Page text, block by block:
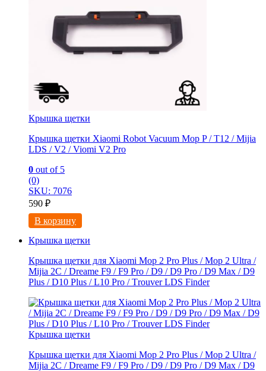
Крышка щетки
Крышка щетки Xiaomi Robot Vacuum Mop P / T12 / Mijia
LDS / V2 / Viomi V2 Pro
0 out of 5
(0)
SKU: 7076
590 ₽
В корзину
Крышка щетки
Крышка щетки для Xiaomi Mоp 2 Рro Plus / Mop 2 Ultra /
Мijia 2C / Drеame F9 / F9 Prо / D9 / D9 Рro / D9 Maх / D9
Рlus / D10 Рlus / L10 Рro / Тrоuver LDS Finder
Крышка щетки
Крышка щетки для Xiaomi Mоp 2 Рro Plus / Mop 2 Ultra /
Мijia 2C / Drеame F9 / F9 Prо / D9 / D9 Рro / D9 Maх / D9